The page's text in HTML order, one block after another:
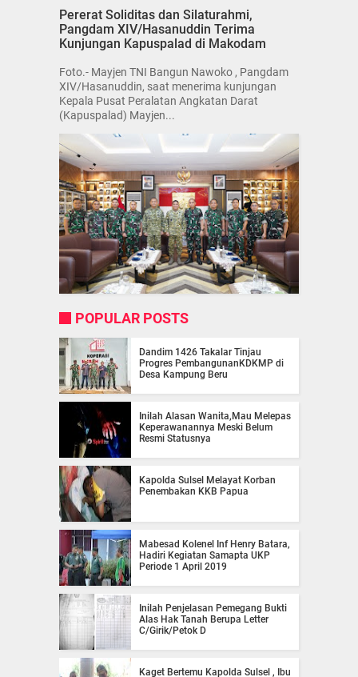
Pererat Soliditas dan Silaturahmi,
Pangdam XIV/Hasanuddin Terima
Kunjungan Kapuspalad di Makodam
Foto.- Mayjen TNI Bangun Nawoko , Pangdam
XIV/Hasanuddin, saat menerima kunjungan
Kepala Pusat Peralatan Angkatan Darat
(Kapuspalad) Mayjen...
POPULAR POSTS
Dandim 1426 Takalar Tinjau
Progres PembangunanKDKMP di
Desa Kampung Beru
Inilah Alasan Wanita,Mau Melepas
Keperawanannya Meski Belum
Resmi Statusnya
Kapolda Sulsel Melayat Korban
Penembakan KKB Papua
Mabesad Kolenel Inf Henry Batara,
Hadiri Kegiatan Samapta UKP
Periode 1 April 2019
Inilah Penjelasan Pemegang Bukti
Alas Hak Tanah Berupa Letter
C/Girik/Petok D
Kaget Bertemu Kapolda Sulsel , Ibu